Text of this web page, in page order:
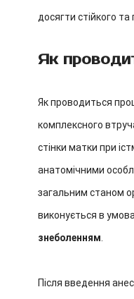
досягти стійкого
Як
Як проводиться
комплексного
стінки матки при
анатомічними
загальним станом
виконується в
знеболенням
Після введення